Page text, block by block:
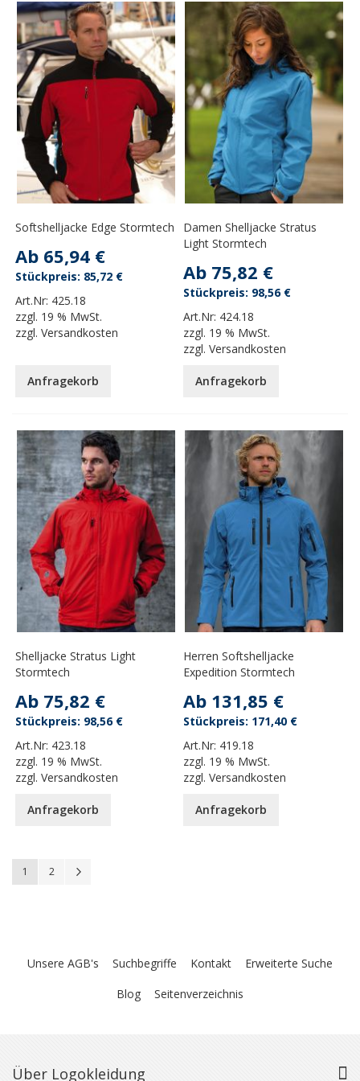
Softshelljacke Edge Stormtech
Ab 65,94 €
Art.Nr: 425.18
zzgl. 19 % MwSt.
zzgl.Versandkosten
85,72 €
Anfragekorb
Damen Shelljacke Stratus
Light Stormtech
Ab 75,82 €
Art.Nr: 424.18
zzgl. 19 % MwSt.
zzgl.Versandkosten
98,56 €
Anfragekorb
Shelljacke Stratus Light
Stormtech
Ab 75,82 €
Art.Nr: 423.18
zzgl. 19 % MwSt.
zzgl.Versandkosten
98,56 €
Anfragekorb
Herren Softshelljacke
Expedition Stormtech
Ab 131,85 €
Art.Nr: 419.18
zzgl. 19 % MwSt.
zzgl.Versandkosten
171,40 €
Anfragekorb
Seite
You're currently reading page
1 Seite
2
Unsere AGB's Suchbegriffe Kontakt
Erweiterte Suche
Blog
Seitenverzeichnis
Über Logokleidung